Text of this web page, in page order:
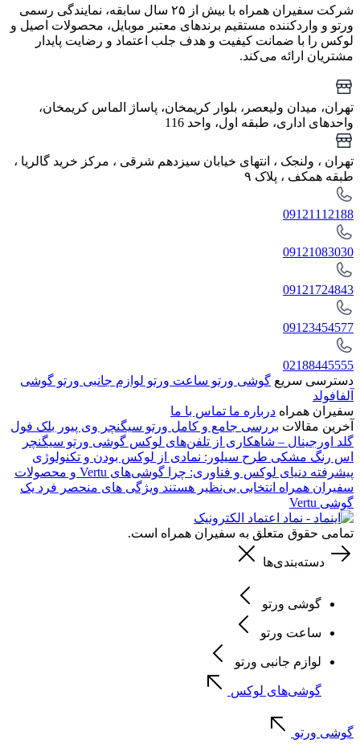
شرکت سفیران همراه با بیش از ۲۵ سال سابقه، نمایندگی رسمی
ورتو و واردکننده مستقیم برندهای معتبر موبایل، محصولات اصیل و
لوکس را با ضمانت کیفیت و هدف جلب اعتماد و رضایت پایدار
مشتریان ارائه می‌کند.
تهران، میدان ولیعصر، بلوار کریمخان، پاساژ الماس کریمخان،
واحدهای اداری، طبقه اول، واحد 116
تهران ، ولنجک‌ ، انتهای خیابان سیزدهم شرقی ، مرکز خرید گالریا ،
طبقه همکف ، پلاک ۹
09121112188
09121083030
09121724843
09123454577
02188445555
دسترسی سریع گوشی ورتو ساعت ورتو لوازم جانبی ورتو گوشی
آلفافولد
سفیران همراه درباره ما تماس با ما
آخرین مقالات بررسی جامع و کامل ورتو سیگنچر وی پیور بلک فول
گلد اورجینال – شاهکاری از تلفن‌های لوکس گوشی ورتو سیگنچر
اس رنگ مشکی طرح سیلور: نمادی از لوکس بودن و تکنولوژی
پیشرفته
دنیای لوکس و فناوری: چرا گوشی‌های Vertu و محصولات
سفیران همراه انتخابی بی‌نظیر هستند ویژگی های منحصر فرد یک
گوشی Vertu
تمامی حقوق متعلق به سفیران همراه است.
دسته‌بندی‌ها
گوشی ورتو
ساعت ورتو
لوازم جانبی ورتو
گوشی‌های لوکس
گوشی ورتو